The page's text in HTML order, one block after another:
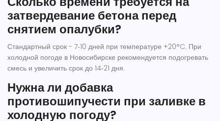
затвердевание бетона перед
снятием опалубки?
Стандартный срок - 7‑10 дней при температуре +20°C. При
холодной погоде в Новосибирске рекомендуется подогревать
смесь и увеличить срок до 14‑21 дня.
Нужна ли добавка
противошипучести при заливке в
холодную погоду?